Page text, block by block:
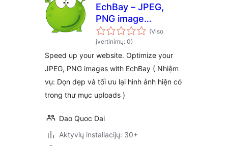
EchBay – JPEG,
PNG image
compression(Viso
įvertinimų: 0)
Speed up your website. Optimize your
JPEG, PNG images with EchBay ( Nhiệm
vụ: Dọn dẹp và tối ưu lại hình ảnh hiện có
trong thư mục uploads )
Dao Quoc Dai
Aktyvių instaliacijų: 30+